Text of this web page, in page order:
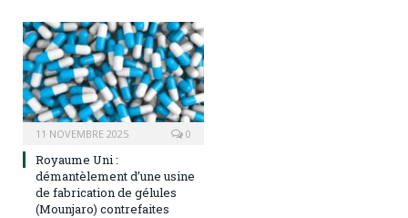
11 NOVEMBRE 2025 0
Royaume Uni :
démantèlement d’une usine
de fabrication de gélules
(Mounjaro) contrefaites